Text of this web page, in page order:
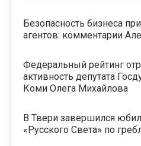
Безопасность бизнеса
агентов: комментарии
Федеральный рейтинг
активность депутата
Коми Олега Михайлова
В Твери завершился
«Русского Света» по